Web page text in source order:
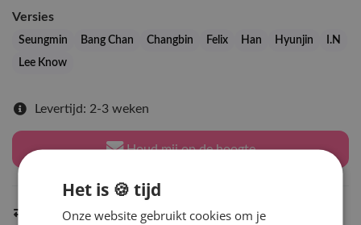
Versies
Seungmin Bang Chan Changbin Felix Han Hyunjin
I.N
Lee Know
Levertijd: 2-3 weken
Houd mij op de hoogte
Indien op voorraadbinnen 2 werkdagenverzonden
Het is 🍪 tijd
Onze website gebruikt cookies om je